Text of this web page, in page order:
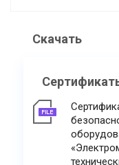
Скачать